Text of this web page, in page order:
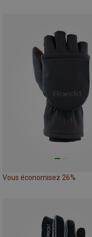
Vous économisez 26%